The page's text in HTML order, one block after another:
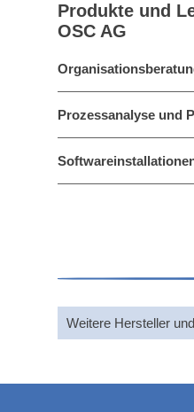
Produkte und
OSC AG
Prozessanalyse und
Weitere Hersteller